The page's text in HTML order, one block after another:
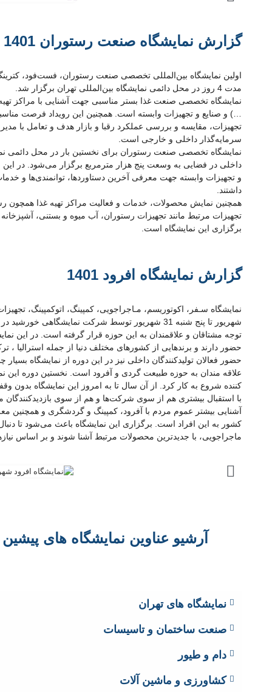
گزارش نمایشگاه صنعت رستوران 1401
مدت 4 روز در محل دائمی نمایشگاه بین‌المللی تهران برگزار شد.
نمایشگاه تخصصی صنعت غذا بستر مناسبی جهت آشنایی با مراکز تهیه
…) و صنایع و تجهیزات وابسته است. همچنین این رویداد فرصت
تجهیزات، مقایسه و بررسی عملکرد رقبا و بازار هدف و تعامل با
سرمایه‌گذار داخلی و خارجی است.
داخلی در فضایی به وسعت پنج هزار مترمربع برگزار می‌شود. در این
و تجهیزات وابسته جهت معرفی آخرین دستاوردها، توانمندی‌ها و
داشتند.
همچنین نمایش محصولات، خدمات و فعالیت مراکز تهیه غذا همچون
تجهیزات مرتبط مانند تجهیزات رستوران، آب میوه و بستنی،
برگزاری این نمایشگاه است.
گزارش نمایشگاه افرود 1401
شهریور تا پنج شنبه 31 شهریور توسط شرکت
توجه مشتاقان و علاقمندان به این حوزه قرار گرفته است. در این
حضور دارند و برندهایی از کشورهای مختلف دنیا از جمله استرالیا ،
حضور فعالان تولیدکنندگان داخلی نیز در این دوره از نمایشگاه
کننده شروع به کار کرد. از آن سال تا به امروز این نمایشگاه
با استقبال بیشتری هم از سوی شرکت‌ها و هم از سوی
آشنایی بیشتر عموم مردم با آفرود، کمپینگ و گردشگری و همچنین
کشور به این افراد است. برگزاری این نمایشگاه باعث می‌شود تا
ماجراجویی، با جدیدترین محصولات مرتبط آشنا شوند و بر اساس
آرشیو عناوین نمایشگاه های
نمایشگاه های تهران
صنعت ساختمان و تاسیسات
دام و طیور
کشاورزی و ماشین آلات